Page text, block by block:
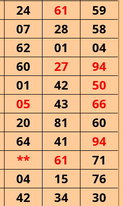
24 61
59
07 28
58
62 01
04
60 27
94
01 42
50
05 43
66
20 81
60
64 41
94
** 61
71
04 15
76
42 34
30